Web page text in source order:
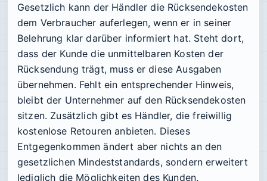
Gesetzlich kann der Händler die Rücksendekosten
dem Verbraucher auferlegen, wenn er in seiner
Belehrung klar darüber informiert hat. Steht dort,
dass der Kunde die unmittelbaren Kosten der
Rücksendung trägt, muss er diese Ausgaben
übernehmen. Fehlt ein entsprechender Hinweis,
bleibt der Unternehmer auf den Rücksendekosten
sitzen. Zusätzlich gibt es Händler, die freiwillig
kostenlose Retouren anbieten. Dieses
Entgegenkommen ändert aber nichts an den
gesetzlichen Mindeststandards, sondern erweitert
lediglich die Möglichkeiten des Kunden.